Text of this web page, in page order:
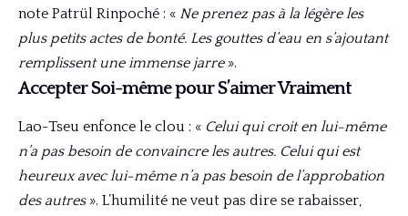
note Patrül Rinpoché : « Ne prenez pas à la légère les
plus petits actes de bonté. Les gouttes d’eau en s’ajoutant
remplissent une immense jarre».
Accepter Soi-même pour S’aimer Vraiment
Lao-Tseu enfonce le clou : « Celui qui croit en lui-même
n’a pas besoin de convaincre les autres. Celui qui est
heureux avec lui-même n’a pas besoin de l’approbation
des autres». L’humilité ne veut pas dire se rabaisser,